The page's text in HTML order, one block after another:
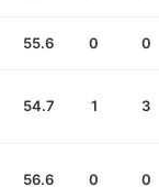
55.6 0 0
54.7 1 3
56.6 0 0